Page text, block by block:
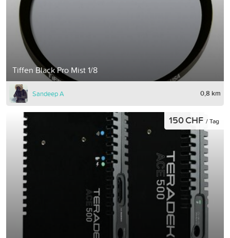
Tiffen Black Pro Mist 1/8
Sandeep A 0,8 km
150 CHF / Tag